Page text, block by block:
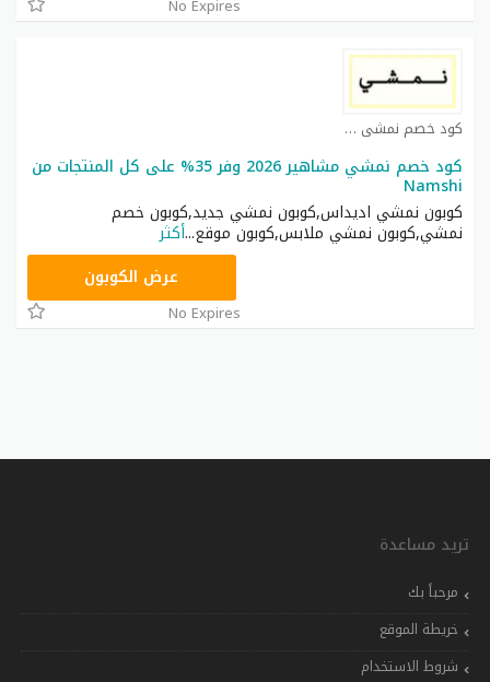
No Expires
كود خصم نمشي كوبون
كود خصم نمشي مشاهير 2026 وفر 35% على كل المنتجات من
Namshi
كوبون نمشي اديداس,كوبون نمشي جديد,كوبون خصم
نمشي,كوبون نمشي ملابس,كوبون موقع...أكثر
AC182عرض الكوبون
No Expires
تريد مساعدة
مرحباً بك
خريطة الموقع
شروط الاستخدام